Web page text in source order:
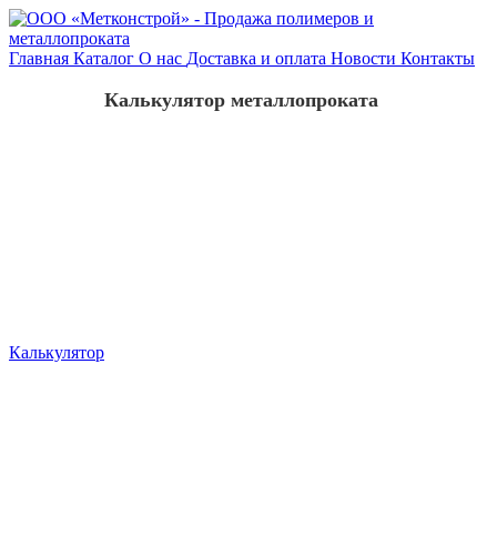
Главная Каталог О нас Доставка и оплата Новости Контакты
Калькулятор
Калькулятор металлопроката